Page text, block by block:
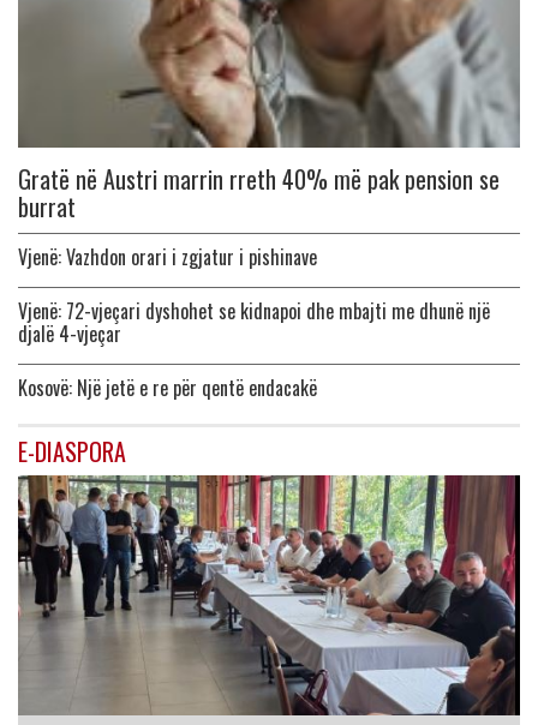
Gratë në Austri marrin rreth 40% më pak pension se
burrat
Vjenë: Vazhdon orari i zgjatur i pishinave
Vjenë: 72-vjeçari dyshohet se kidnapoi dhe mbajti me dhunë një
djalë 4-vjeçar
Kosovë: Një jetë e re për qentë endacakë
E-DIASPORA